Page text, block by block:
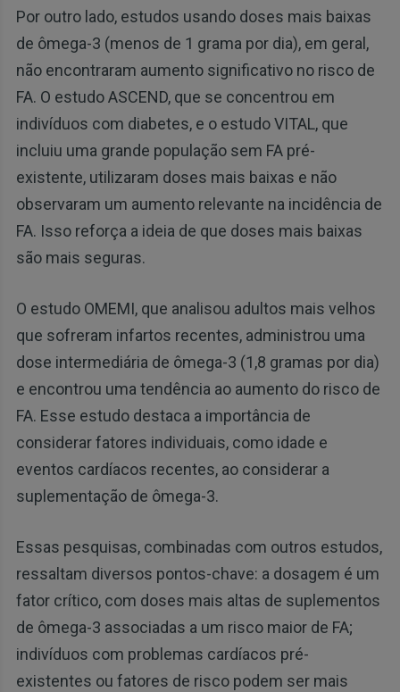
Por outro lado, estudos usando doses mais baixas
de ômega-3 (menos de 1 grama por dia), em geral,
não encontraram aumento significativo no risco de
FA. O estudo ASCEND, que se concentrou em
indivíduos com diabetes, e o estudo VITAL, que
incluiu uma grande população sem FA pré-
existente, utilizaram doses mais baixas e não
observaram um aumento relevante na incidência de
FA. Isso reforça a ideia de que doses mais baixas
são mais seguras.
O estudo OMEMI, que analisou adultos mais velhos
que sofreram infartos recentes, administrou uma
dose intermediária de ômega-3 (1,8 gramas por dia)
e encontrou uma tendência ao aumento do risco de
FA. Esse estudo destaca a importância de
considerar fatores individuais, como idade e
eventos cardíacos recentes, ao considerar a
suplementação de ômega-3.
Essas pesquisas, combinadas com outros estudos,
ressaltam diversos pontos-chave: a dosagem é um
fator crítico, com doses mais altas de suplementos
de ômega-3 associadas a um risco maior de FA;
indivíduos com problemas cardíacos pré-
existentes ou fatores de risco podem ser mais